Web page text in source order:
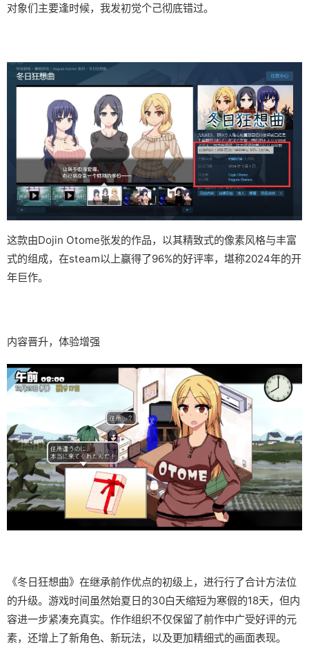
对象们主要逢时候，我发初觉个己彻底错过。
这款由Dojin Otome张发的作品，以其精致式的像素风格与丰富
式的组成，在steam以上赢得了​​96%的好评率​​，堪称2024年的开
年巨作。
内容晋升，体验增强
《冬日狂想曲》在继承前作优点的初级上，进行行了合计方法位
的升级。游戏时间虽然始夏日的30白天缩短为寒假的18天，但内
容进一步紧凑充真实。作作组织不仅保留了前作中广受好评的元
素，还增上了​​新角色、新玩法​​，以及更加精细式的画面表现。